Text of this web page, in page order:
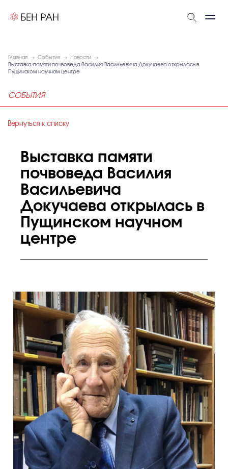
Главная События
Новости
Выставка памяти почвоведа Василия Васильевича Докучаева открылась в
Пущинском научном центре
СОБЫТИЯ
Вернуться к списку
Выставка памяти
почвоведа Василия
Васильевича
Докучаева открылась в
Пущинском научном
центре